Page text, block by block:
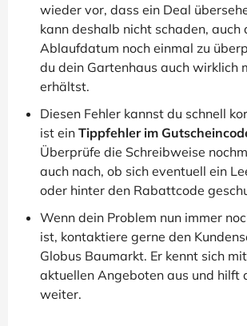
wieder vor, dass ein Deal
kann deshalb nicht schaden, auch
Ablaufdatum noch einmal zu
du dein Gartenhaus auch wirklich
erhältst.
Diesen Fehler kannst du schnell
ist ein Tippfehler im
Überprüfe die Schreibweise
auch nach, ob sich eventuell ein
oder hinter den Rabattcode
Wenn dein Problem nun immer
ist, kontaktiere gerne den
Globus Baumarkt. Er kennt sich
aktuellen Angeboten aus und hilft
weiter.